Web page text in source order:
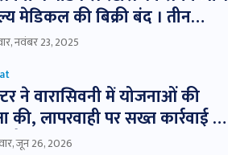
मेडिकल की बिक्री बंद । तीन
के नमुने जांच हेतु भेजे ।
नवंबर 23, 2025
ने वारासिवनी में योजनाओं की
की, लापरवाही पर सख्त कार्रवाई के
जून 26, 2026